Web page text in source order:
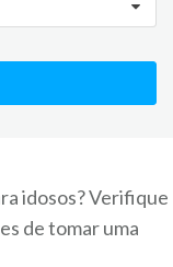
idosos? Verifique
de tomar uma